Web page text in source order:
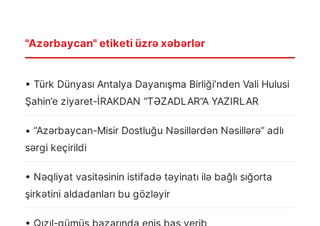
"Azərbaycan" etiketi üzrə xəbərlər
• Türk Dünyası Antalya Dayanışma Birliği’nden Vali Hulusi
Şahin’e ziyaret-İRAKDAN “TƏZADLAR”A YAZIRLAR
• “Azərbaycan-Misir Dostluğu Nəsillərdən Nəsillərə” adlı
sərgi keçirildi
• Nəqliyat vasitəsinin istifadə təyinatı ilə bağlı sığorta
şirkətini aldadanları bu gözləyir
• Qızıl-gümüş bazarında eniş baş verib